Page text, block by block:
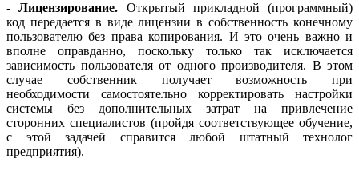
- Лицензирование. Открытый прикладной (программный)
код передается в ви­де лицензии в собственность конечному
пользователю без права копирования. И это очень важно и
вполне оправданно, поскольку только так исключается
зависимость пользователя от одного производителя. В этом
случае собственник получает возможность при
необходимости самостоятельно корректировать настройки
системы без дополнительных затрат на привлечение
сторонних специалистов (пройдя соответствующее обучение,
с этой задачей справится любой штатный технолог
предприятия).